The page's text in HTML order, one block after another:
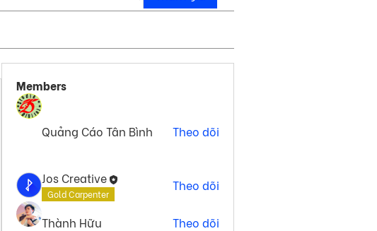
Members
Quảng Cáo Tân Bình Theo dõi
Jos Creative
Gold Carpenter
Theo dõi
Thành Hữu
Theo dõi